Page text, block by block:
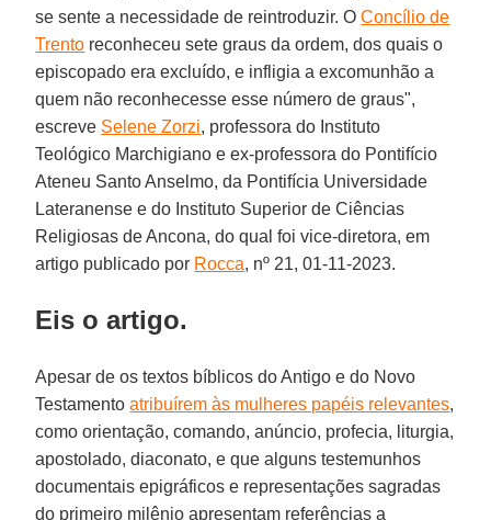
se sente a necessidade de reintroduzir. OConcílio de
Trento reconheceu sete graus da ordem, dos quais o
episcopado era excluído, e infligia a excomunhão a
quem não reconhecesse esse número de graus",
escreve Selene Zorzi, professora do Instituto
Teológico Marchigiano e ex-professora do Pontifício
Ateneu Santo Anselmo, da Pontifícia Universidade
Lateranense e do Instituto Superior de Ciências
Religiosas de Ancona, do qual foi vice-diretora, em
artigo publicado por Rocca, nº 21, 01-11-2023.
Eis o artigo.
Apesar de os textos bíblicos do Antigo e do Novo
Testamento atribuírem às mulheres papéis relevantes,
como orientação, comando, anúncio, profecia, liturgia,
apostolado, diaconato, e que alguns testemunhos
documentais epigráficos e representações sagradas
do primeiro milênio apresentam referências a